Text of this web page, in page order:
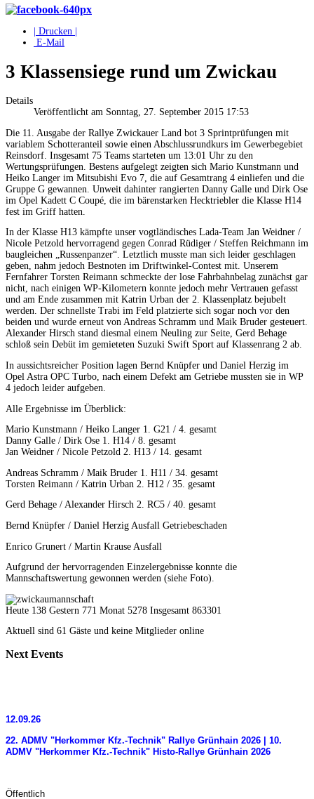
| Drucken |
E-Mail
3 Klassensiege rund um Zwickau
Details
Veröffentlicht am Sonntag, 27. September 2015 17:53
Die 11. Ausgabe der Rallye Zwickauer Land bot 3 Sprintprüfungen mit
variablem Schotteranteil sowie einen Abschlussrundkurs im Gewerbegebiet
Reinsdorf. Insgesamt 75 Teams starteten um 13:01 Uhr zu den
Wertungsprüfungen. Bestens aufgelegt zeigten sich Mario Kunstmann und
Heiko Langer im Mitsubishi Evo 7, die auf Gesamtrang 4 einliefen und die
Gruppe G gewannen. Unweit dahinter rangierten Danny Galle und Dirk Ose
im Opel Kadett C Coupé, die im bärenstarken Hecktriebler die Klasse H14
fest im Griff hatten.
In der Klasse H13 kämpfte unser vogtländisches Lada-Team Jan Weidner /
Nicole Petzold hervorragend gegen Conrad Rüdiger / Steffen Reichmann im
baugleichen „Russenpanzer“. Letztlich musste man sich leider geschlagen
geben, nahm jedoch Bestnoten im Driftwinkel-Contest mit. Unserem
Fernfahrer Torsten Reimann schmeckte der lose Fahrbahnbelag zunächst gar
nicht, nach einigen WP-Kilometern konnte jedoch mehr Vertrauen gefasst
und am Ende zusammen mit Katrin Urban der 2. Klassenplatz bejubelt
werden. Der schnellste Trabi im Feld platzierte sich sogar noch vor den
beiden und wurde erneut von Andreas Schramm und Maik Bruder gesteuert.
Alexander Hirsch stand diesmal einem Neuling zur Seite, Gerd Behage
schloß sein Debüt im gemieteten Suzuki Swift Sport auf Klassenrang 2 ab.
In aussichtsreicher Position lagen Bernd Knüpfer und Daniel Herzig im
Opel Astra OPC Turbo, nach einem Defekt am Getriebe mussten sie in WP
4 jedoch leider aufgeben.
Alle Ergebnisse im Überblick:
Mario Kunstmann / Heiko Langer 1. G21 / 4. gesamt
Danny Galle / Dirk Ose 1. H14 / 8. gesamt
Jan Weidner / Nicole Petzold 2. H13 / 14. gesamt
Andreas Schramm / Maik Bruder 1. H11 / 34. gesamt
Torsten Reimann / Katrin Urban 2. H12 / 35. gesamt
Gerd Behage / Alexander Hirsch 2. RC5 / 40. gesamt
Bernd Knüpfer / Daniel Herzig Ausfall Getriebeschaden
Enrico Grunert / Martin Krause Ausfall
Aufgrund der hervorragenden Einzelergebnisse konnte die
Mannschaftswertung gewonnen werden (siehe Foto).
Heute 138 Gestern 771 Monat 5278 Insgesamt 863301
Aktuell sind 61 Gäste und keine Mitglieder online
Next Events
12.09.26
22. ADMV "Herkommer Kfz.-Technik" Rallye Grünhain 2026 | 10.
ADMV "Herkommer Kfz.-Technik" Histo-Rallye Grünhain 2026
Öffentlich